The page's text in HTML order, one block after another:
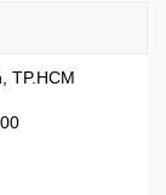
TP.HCM